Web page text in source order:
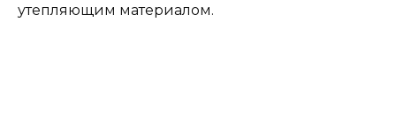
утепляющим материалом.